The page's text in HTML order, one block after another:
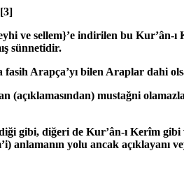
[3]
ve sellem}’e indirilen bu Kur’ân-ı
sünnetidir.
Arapça’yı bilen Araplar dahi
(açıklamasından) mustağni
gibi, diğeri de Kur’ân-ı Kerîm
yolu ancak açıklayanı